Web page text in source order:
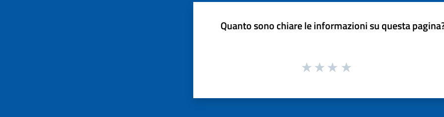
Quanto sono chiare le informazioni su questa